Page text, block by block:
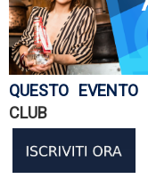
QUESTO EVENTO
CLUB